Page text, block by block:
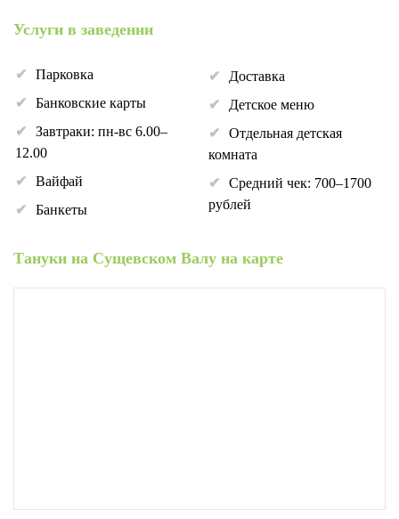
Услуги в заведении
Парковка
Банковские карты
Завтраки: пн-вс 6.00–
12.00
Вайфай
Банкеты
Доставка
Детское меню
Отдельная детская
комната
Средний чек: 700–1700
рублей
Тануки на Сущевском Валу на карте